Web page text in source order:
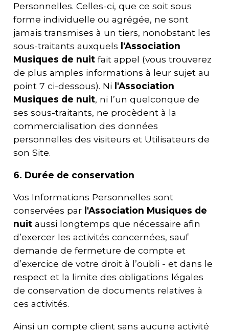
Personnelles. Celles-ci, que ce soit sous
forme individuelle ou agrégée, ne sont
jamais transmises à un tiers, nonobstant les
sous-traitants auxquels l'Association
Musiques de nuit fait appel (vous trouverez
de plus amples informations à leur sujet au
point 7 ci-dessous). Ni l'Association
Musiques de nuit, ni l’un quelconque de
ses sous-traitants, ne procèdent à la
commercialisation des données
personnelles des visiteurs et Utilisateurs de
son Site.
6. Durée de conservation
Vos Informations Personnelles sont
conservées par l'Association Musiques de
nuit aussi longtemps que nécessaire afin
d’exercer les activités concernées, sauf
demande de fermeture de compte et
d’exercice de votre droit à l’oubli - et dans le
respect et la limite des obligations légales
de conservation de documents relatives à
ces activités.
Ainsi un compte client sans aucune activité